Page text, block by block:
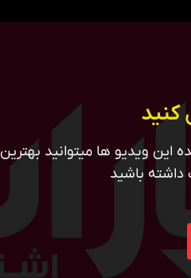
کنید
ویدیو ها میتوانید
باشید